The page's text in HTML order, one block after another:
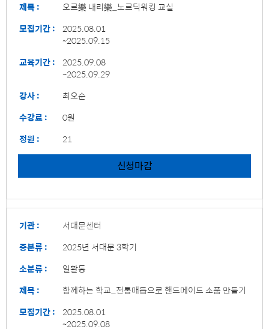
제목 :
오르樂 내리樂_노르딕워킹 교실
모집기간 : 2025.08.01
~2025.09.15
교육기간 : 2025.09.08
~2025.09.29
강사 :
최오순
수강료 :
0원
정원 :
21
신청마감
기관 :
서대문센터
중분류 :
2025년 서대문 3학기
소분류 :
일활동
제목 :
함께하는 학교_전통매듭으로 핸드메이드 소품 만들기
모집기간 : 2025.08.01
~2025.09.08